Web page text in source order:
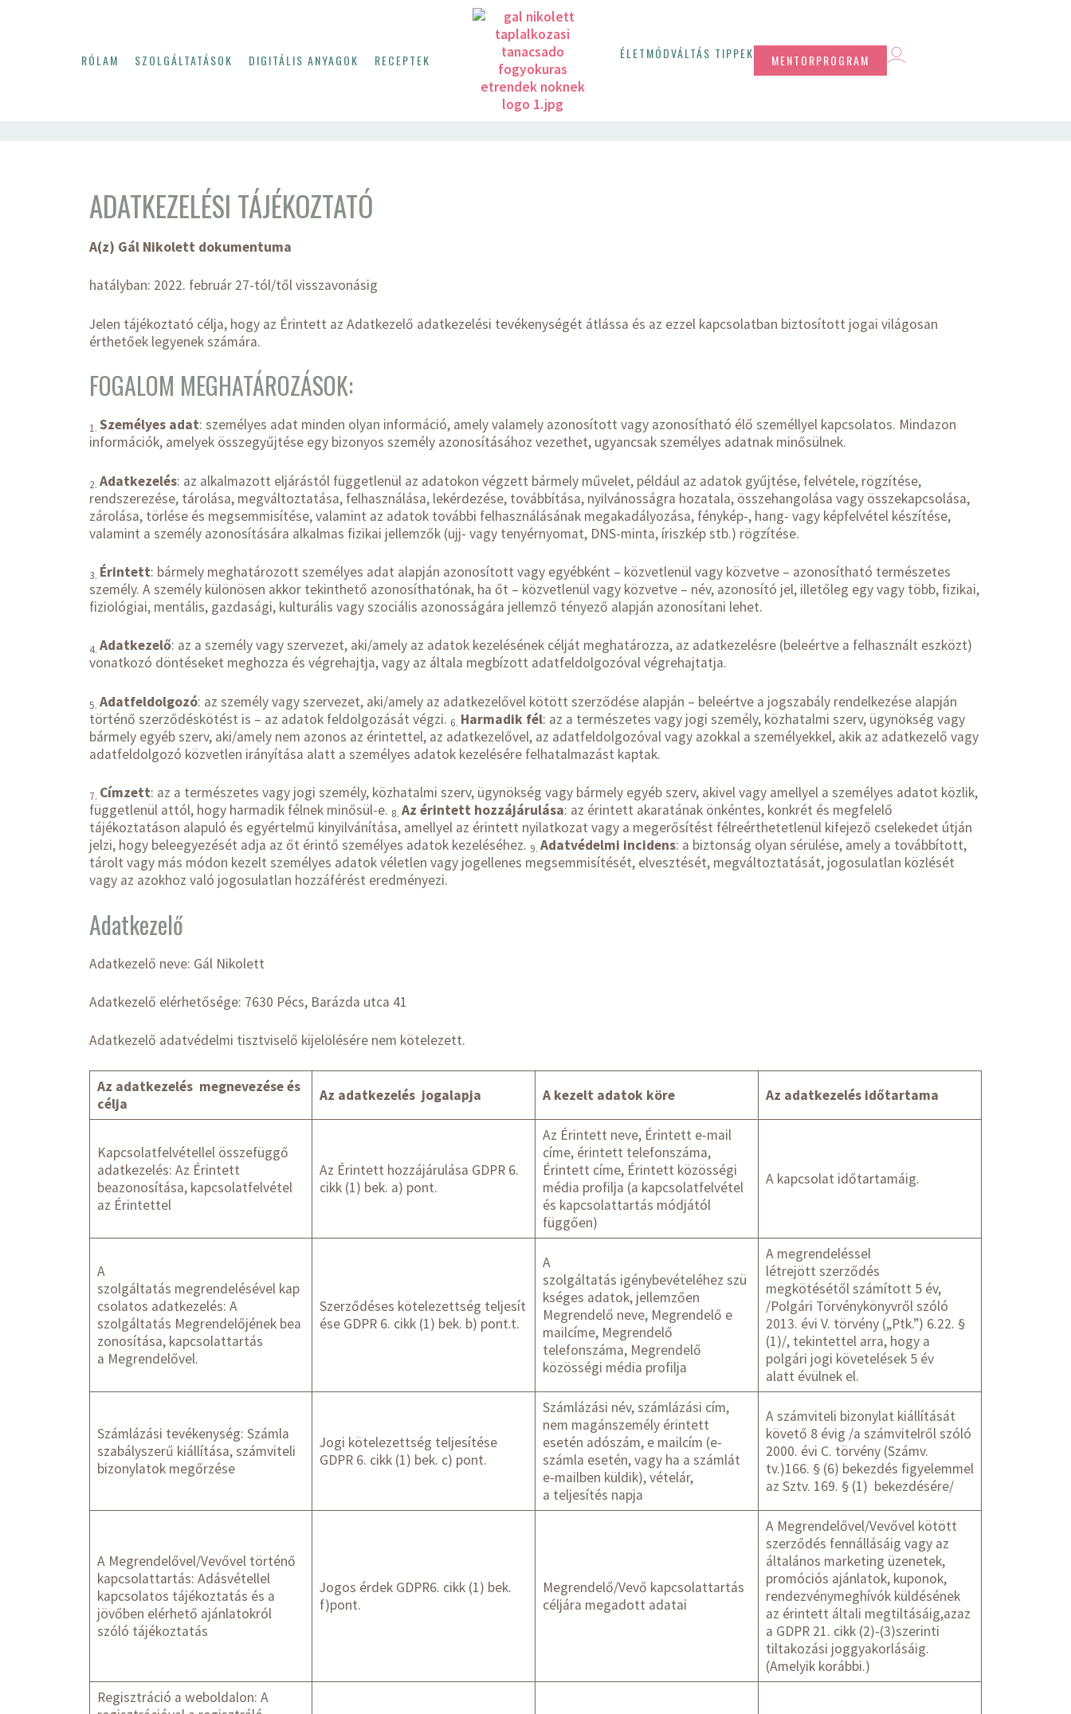
RÓLAM SZOLGÁLTATÁSOK DIGITÁLIS ANYAGOK RECEPTEK ÉLETMÓDVÁLTÁS TIPPEK MENTORPROGRAM
ADATKEZELÉSI TÁJÉKOZTATÓ
A(z) Gál Nikolett dokumentuma
hatályban: 2022. február 27-tól/től visszavonásig
Jelen tájékoztató célja, hogy az Érintett az Adatkezelő adatkezelési tevékenységét átlássa és az ezzel kapcsolatban biztosított jogai világosan
érthetőek legyenek számára.
FOGALOM MEGHATÁROZÁSOK:
1. Személyes adat: személyes adat minden olyan információ, amely valamely azonosított vagy azonosítható élő személlyel kapcsolatos. Mindazon
információk, amelyek összegyűjtése egy bizonyos személy azonosításához vezethet, ugyancsak személyes adatnak minősülnek.
2. Adatkezelés: az alkalmazott eljárástól függetlenül az adatokon végzett bármely művelet, például az adatok gyűjtése, felvétele, rögzítése,
rendszerezése, tárolása, megváltoztatása, felhasználása, lekérdezése, továbbítása, nyilvánosságra hozatala, összehangolása vagy összekapcsolása,
zárolása, törlése és megsemmisítése, valamint az adatok további felhasználásának megakadályozása, fénykép-, hang- vagy képfelvétel készítése,
valamint a személy azonosítására alkalmas fizikai jellemzők (ujj- vagy tenyérnyomat, DNS-minta, íriszkép stb.) rögzítése.
3. Érintett: bármely meghatározott személyes adat alapján azonosított vagy egyébként – közvetlenül vagy közvetve – azonosítható természetes
személy. A személy különösen akkor tekinthető azonosíthatónak, ha őt – közvetlenül vagy közvetve – név, azonosító jel, illetőleg egy vagy több, fizikai,
fiziológiai, mentális, gazdasági, kulturális vagy szociális azonosságára jellemző tényező alapján azonosítani lehet.
4. Adatkezelő: az a személy vagy szervezet, aki/amely az adatok kezelésének célját meghatározza, az adatkezelésre (beleértve a felhasznált eszközt)
vonatkozó döntéseket meghozza és végrehajtja, vagy az általa megbízott adatfeldolgozóval végrehajtatja.
5. Adatfeldolgozó: az személy vagy szervezet, aki/amely az adatkezelővel kötött szerződése alapján – beleértve a jogszabály rendelkezése alapján
történő szerződéskötést is – az adatok feldolgozását végzi. 6. Harmadik fél: az a természetes vagy jogi személy, közhatalmi szerv, ügynökség vagy
bármely egyéb szerv, aki/amely nem azonos az érintettel, az adatkezelővel, az adatfeldolgozóval vagy azokkal a személyekkel, akik az adatkezelő vagy
adatfeldolgozó közvetlen irányítása alatt a személyes adatok kezelésére felhatalmazást kaptak.
7. Címzett: az a természetes vagy jogi személy, közhatalmi szerv, ügynökség vagy bármely egyéb szerv, akivel vagy amellyel a személyes adatot közlik,
függetlenül attól, hogy harmadik félnek minősül-e. 8. Az érintett hozzájárulása: az érintett akaratának önkéntes, konkrét és megfelelő
tájékoztatáson alapuló és egyértelmű kinyilvánítása, amellyel az érintett nyilatkozat vagy a megerősítést félreérthetetlenül kifejező cselekedet útján
jelzi, hogy beleegyezését adja az őt érintő személyes adatok kezeléséhez. 9. Adatvédelmi incidens: a biztonság olyan sérülése, amely a továbbított,
tárolt vagy más módon kezelt személyes adatok véletlen vagy jogellenes megsemmisítését, elvesztését, megváltoztatását, jogosulatlan közlését
vagy az azokhoz való jogosulatlan hozzáférést eredményezi.
Adatkezelő
Adatkezelő neve: Gál Nikolett
Adatkezelő elérhetősége: 7630 Pécs, Barázda utca 41
Adatkezelő adatvédelmi tisztviselő kijelölésére nem kötelezett.
Az adatkezelés megnevezése és
célja
Az adatkezelés jogalapja A kezelt adatok köre Az adatkezelés időtartama
Kapcsolatfelvétellel összefüggő
adatkezelés: Az Érintett
beazonosítása, kapcsolatfelvétel
az Érintettel
Az Érintett hozzájárulása GDPR 6.
cikk (1) bek. a) pont.
Az Érintett neve, Érintett e-mail
címe, érintett telefonszáma,
Érintett címe, Érintett közösségi
média profilja (a kapcsolatfelvétel
és kapcsolattartás módjától
függően)
A kapcsolat időtartamáig.
A
szolgáltatás megrendelésével kap
csolatos adatkezelés: A
szolgáltatás Megrendelőjének bea
zonosítása, kapcsolattartás
a Megrendelővel.
Szerződéses kötelezettség teljesít
ése GDPR 6. cikk (1) bek. b) pont.t.
A
szolgáltatás igénybevételéhez szü
kséges adatok, jellemzően
Megrendelő neve, Megrendelő e
mailcíme, Megrendelő
telefonszáma, Megrendelő
közösségi média profilja
A megrendeléssel
létrejött szerződés
megkötésétől számított 5 év,
/Polgári Törvénykönyvről szóló
2013. évi V. törvény („Ptk.”) 6.22. §
(1)/, tekintettel arra, hogy a
polgári jogi követelések 5 év
alatt évülnek el.
Számlázási tevékenység: Számla
szabályszerű kiállítása, számviteli
bizonylatok megőrzése
Jogi kötelezettség teljesítése
GDPR 6. cikk (1) bek. c) pont.
Számlázási név, számlázási cím,
nem magánszemély érintett
esetén adószám, e mailcím (e-
számla esetén, vagy ha a számlát
e-mailben küldik), vételár,
a teljesítés napja
A számviteli bizonylat kiállítását
követő 8 évig /a számvitelről szóló
2000. évi C. törvény (Számv.
tv.)166. § (6) bekezdés figyelemmel
az Sztv. 169. § (1) bekezdésére/
A Megrendelővel/Vevővel történő
kapcsolattartás: Adásvétellel
kapcsolatos tájékoztatás és a
jövőben elérhető ajánlatokról
szóló tájékoztatás
Jogos érdek GDPR6. cikk (1) bek.
f)pont.
Megrendelő/Vevő kapcsolattartás
céljára megadott adatai
A Megrendelővel/Vevővel kötött
szerződés fennállásáig vagy az
általános marketing üzenetek,
promóciós ajánlatok, kuponok,
rendezvénymeghívók küldésének
az érintett általi megtiltásáig,azaz
a GDPR 21. cikk (2)-(3)szerinti
tiltakozási joggyakorlásáig.
(Amelyik korábbi.)
Regisztráció a weboldalon: A